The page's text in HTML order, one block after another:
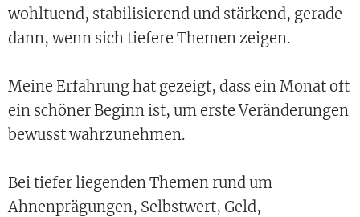
wohltuend, stabilisierend und stärkend, gerade
dann, wenn sich tiefere Themen zeigen.
Meine Erfahrung hat gezeigt, dass ein Monat oft
ein schöner Beginn ist, um erste Veränderungen
bewusst wahrzunehmen.
Bei tiefer liegenden Themen rund um
Ahnenprägungen, Selbstwert, Geld,